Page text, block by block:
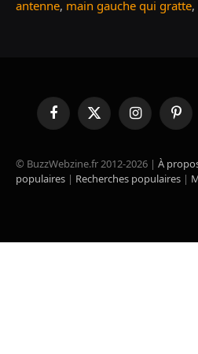
antenne, main gauche qui gratte,
FacebookX
(Twitter)
Instagram
© BuzzWebzine.fr 2012-2026 | À
populaires | Recherches populaires |